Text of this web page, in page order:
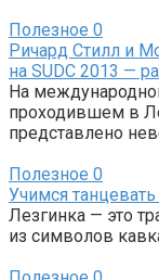
Полезное 0
Ричард Стилл и
на SUDC 2013 —
На
проходившем в
представлено
Полезное 0
Учимся
Лезгинка — это
из символов